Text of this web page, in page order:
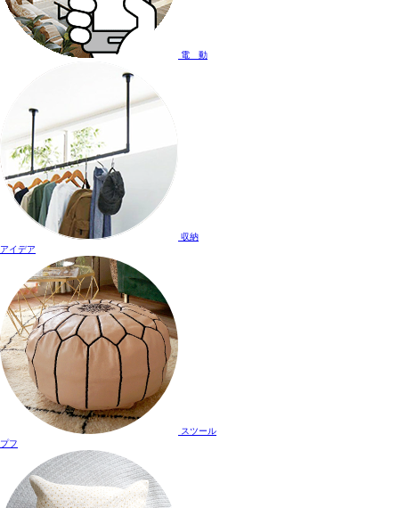
電 動
収納
アイデア
スツール
プフ